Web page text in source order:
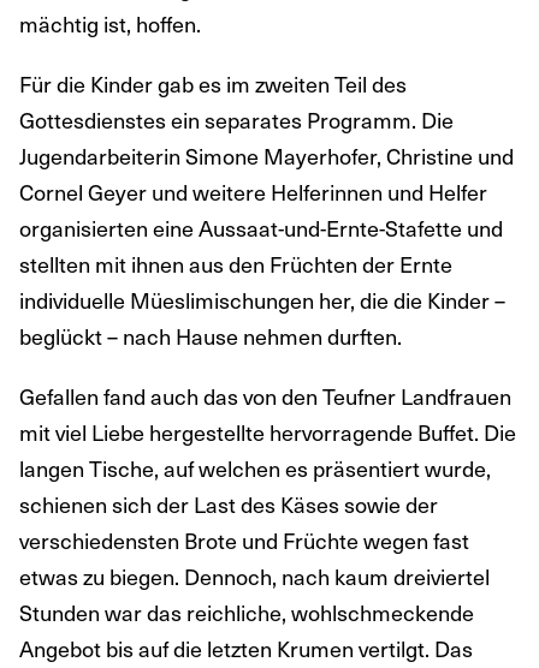
mächtig ist, hoffen.
Für die Kinder gab es im zweiten Teil des
Gottesdienstes ein separates Programm. Die
Jugendarbeiterin Simone Mayerhofer, Christine und
Cornel Geyer und weitere Helferinnen und Helfer
organisierten eine Aussaat-und-Ernte-Stafette und
stellten mit ihnen aus den Früchten der Ernte
individuelle Müeslimischungen her, die die Kinder –
beglückt – nach Hause nehmen durften.
Gefallen fand auch das von den Teufner Landfrauen
mit viel Liebe hergestellte hervorragende Buffet. Die
langen Tische, auf welchen es präsentiert wurde,
schienen sich der Last des Käses sowie der
verschiedensten Brote und Früchte wegen fast
etwas zu biegen. Dennoch, nach kaum dreiviertel
Stunden war das reichliche, wohlschmeckende
Angebot bis auf die letzten Krumen vertilgt. Das